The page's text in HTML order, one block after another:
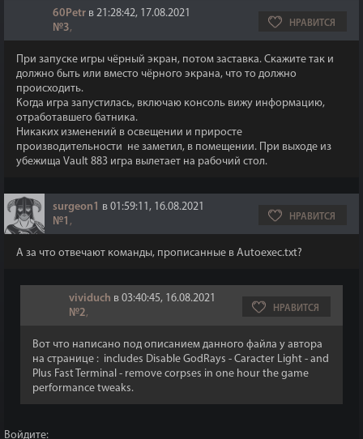
60Petr в 21:28:42, 17.08.2021
№3, НРАВИТСЯ
При запуске игры чёрный экран, потом заставка. Скажите так и
должно быть или вместо чёрного экрана, что то должно
происходить.
Когда игра запустилась, включаю консоль вижу информацию,
отработавшего батника.
Никаких изменений в освещении и приросте
производительности не заметил, в помещении. При выходе из
убежища Vault 883 игра вылетает на рабочий стол.
surgeon1 в 01:59:11, 16.08.2021
№1 , НРАВИТСЯ
А за что отвечают команды, прописанные в Autoexec.txt?
vividuch в 03:40:45, 16.08.2021
№2, НРАВИТСЯ
Вот что написано под описанием данного файла у автора
на странице : includes Disable GodRays - Caracter Light - and
Plus Fast Terminal - remove corpses in one hour the game
performance tweaks.
Войдите: